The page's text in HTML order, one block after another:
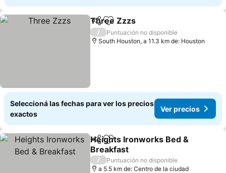
Compartir
Añadir a favoritos
Three Zzzs
/
Puntuación no disponible
South Houston, a 11.3 km de: Houston
Seleccioná las fechas para ver los precios
exactos
Ver precios
CompartirAñadir a favoritos
Heights Ironworks Bed &
Breakfast
Ver precios
/
Puntuación no disponible
a 5.5 km de: Centro de la ciudad